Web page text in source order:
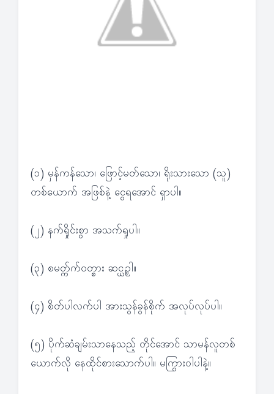
(၁) မှန်ကန်သော၊ ဖြောင့်မတ်သော၊ ရိုးသားသော (သူ)
တစ်ယောက် အဖြစ်နဲ့ ငွေရအောင် ရှာပါ။
(၂) နက်ရှိုင်းစွာ အသက်ရှုပါ။
(၃) စမတ္က်က်ဝတ္စား ဆင္ယဥ္ပါ။
(၄) စိတ်ပါလက်ပါ အားသွန်ခွန်စိုက် အလုပ်လုပ်ပါ။
(၅) ပိုက်ဆံချမ်းသာနေသည့် တိုင်အောင် သာမန်လူတစ်
ယောက်လို နေထိုင်စားသောက်ပါ။ မကြွားဝါပါနဲ့။